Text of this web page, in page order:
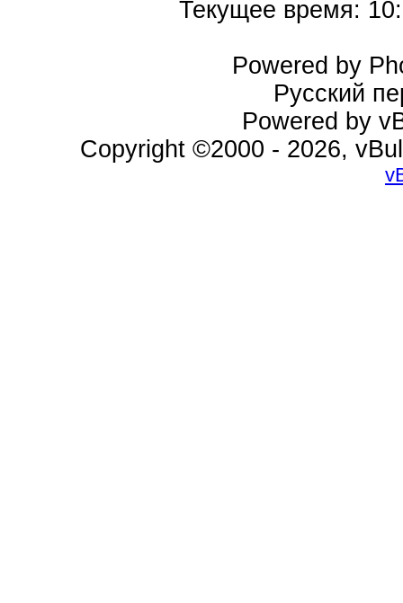
Текущее время:
Powered by
Русский
Powered by
Copyright ©2000 - 2026,